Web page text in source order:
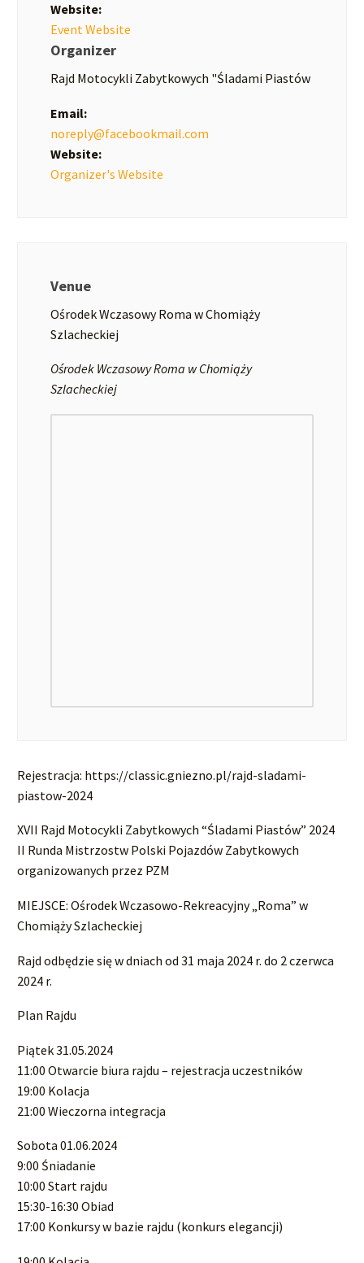
Website:
Event Website
Organizer
Rajd Motocykli Zabytkowych "Śladami Piastów
Email:
noreply@facebookmail.com
Website:
Organizer's Website
Venue
Ośrodek Wczasowy Roma w Chomiąży
Szlacheckiej
Ośrodek Wczasowy Roma w Chomiąży
Szlacheckiej
Rejestracja: https://classic.gniezno.pl/rajd-sladami-
piastow-2024
XVII Rajd Motocykli Zabytkowych “Śladami Piastów” 2024
II Runda Mistrzostw Polski Pojazdów Zabytkowych
organizowanych przez PZM
MIEJSCE: Ośrodek Wczasowo-Rekreacyjny „Roma” w
Chomiąży Szlacheckiej
Rajd odbędzie się w dniach od 31 maja 2024 r. do 2 czerwca
2024 r.
Plan Rajdu
Piątek 31.05.2024
11:00 Otwarcie biura rajdu – rejestracja uczestników
19:00 Kolacja
21:00 Wieczorna integracja
Sobota 01.06.2024
9:00 Śniadanie
10:00 Start rajdu
15:30-16:30 Obiad
17:00 Konkursy w bazie rajdu (konkurs elegancji)